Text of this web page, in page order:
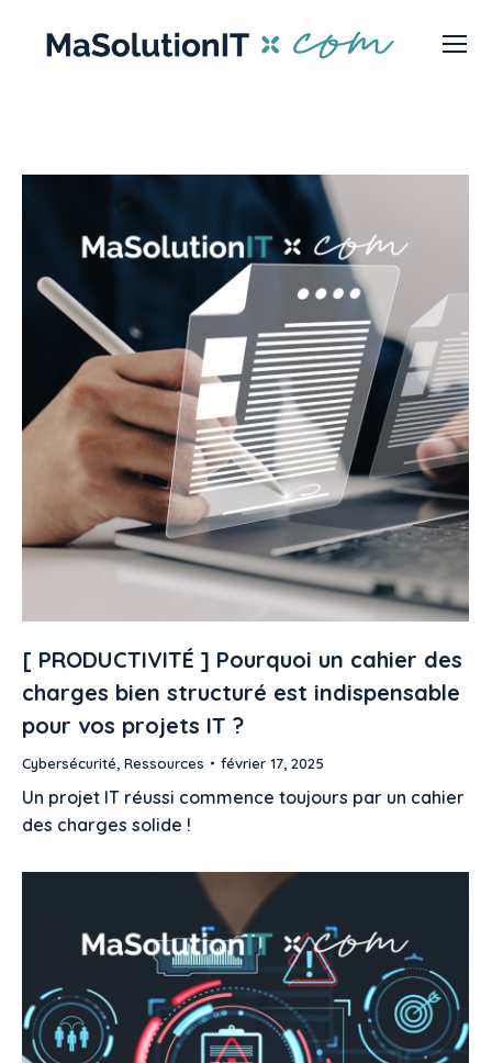
[ PRODUCTIVITÉ ] Pourquoi un cahier des
charges bien structuré est indispensable
pour vos projets IT ?
Cybersécurité, Ressources février 17, 2025
Un projet IT réussi commence toujours par un cahier
des charges solide !